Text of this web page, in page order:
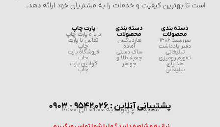
است تا بهترین کیفیت و خدمات را به مشتریان خود ارائه دهد.
دسته بندی
محصولات
سررسید 1406
دفتر یادداشت
تبلیغاتی
تقویم رومیزی
هدایای
تبلیغاتی
دسته بندی
محصولات
هاردباکس
آماده
ساک دستی
جعبه طلا و
جواهر
پارت چاپ
درباره پارت چاپ
تماس با پارت
چاپ
فروشگاه پارت
چاپ
قوانین پارت
چاپ
پشتیبانی آنلاین : 9542026 - 0903
شنبه تا چهارشنبه 09:00 الی 18:00